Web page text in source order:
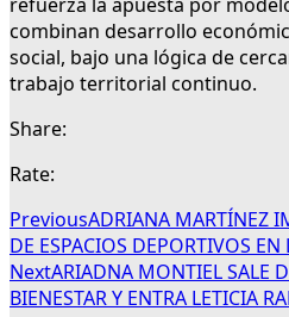
combinan desarrollo
social, bajo una lógica de
trabajo territorial continuo.
Share:
Rate:
PreviousADRIANA MARTÍNEZ
DE ESPACIOS DEPORTIVOS EN
NextARIADNA MONTIEL SALE
BIENESTAR Y ENTRA LETICIA